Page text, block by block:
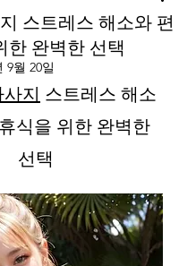
스트레스 해소와 편
한 완벽한 선택
9월 20일
지 스트레스 해소
식을 위한 완벽한
선택